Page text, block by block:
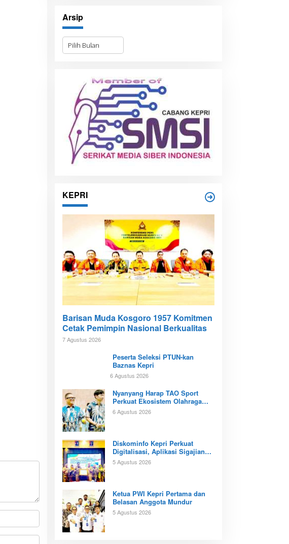
Arsip
A
s
KEPRI
Barisan Muda Kosgoro 1957 Komitmen
Cetak Pemimpin Nasional Berkualitas
7 Agustus 2026
Peserta Seleksi PTUN-kan
Baznas Kepri
6 Agustus 2026
Nyanyang Harap TAO Sport
Perkuat Ekosistem Olahraga
Padel di Kota Batam
6 Agustus 2026
Diskominfo Kepri Perkuat
Digitalisasi, Aplikasi Sigajian
Sudah Terintegrasi TTE
5 Agustus 2026
Ketua PWI Kepri Pertama dan
Belasan Anggota Mundur
5 Agustus 2026